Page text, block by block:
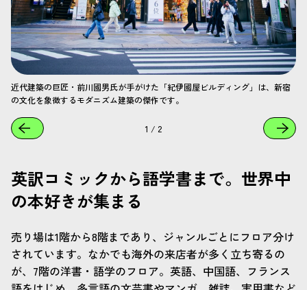
近代建築の巨匠・前川國男氏が手がけた「紀伊國屋ビルディング」は、新宿
の文化を象徴するモダニズム建築の傑作です。
1 / 2
英訳コミックから語学書まで。世界中
の本好きが集まる
売り場は1階から8階まであり、ジャンルごとにフロア分け
されています。なかでも海外の来店者が多く立ち寄るの
が、7階の洋書・語学のフロア。英語、中国語、フランス